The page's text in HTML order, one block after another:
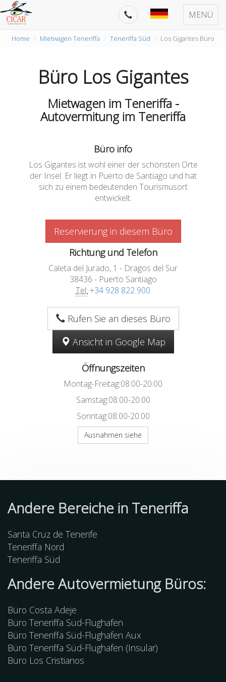
MENÜ
Home Mietwagen Teneriffa Teneriffa Süd Los Gigantes Büro
Büro Los Gigantes
Mietwagen im Teneriffa -
Autovermitung im Teneriffa
Büro info
Los Gigantes ist wohl einer der schönsten Orte
der Insel. Er liegt in Puerto de Santiago und hat
sich zu einem bedeutenden Tourismusort
entwickelt.
Reservierung in diesem Büro
Richtung und Telefon
Caleta del Jurado, 1 - Dragos del Sur
38436 - Puerto Santiago
Tel: +34 928 822 900
Rufen Sie an dieses Büro
Ansicht in Google Map
Öffnungszeiten
Montag-Freitag:08:00-20:00
Samstag:08:00-20:00
Sonntag:08:00-20:00
Ausnahmen siehe
Andere Bereiche in Teneriffa
Santa Cruz de Tenerife
Teneriffa Nord
Teneriffa Süd
Andere Autovermietung Büros:
Büro Costa Adeje
Büro Teneriffa Süd-Flughafen
Büro Teneriffa Süd-Flughafen Aux
Büro Teneriffa Süd-Flughafen (Insular)
Büro Los Cristianos